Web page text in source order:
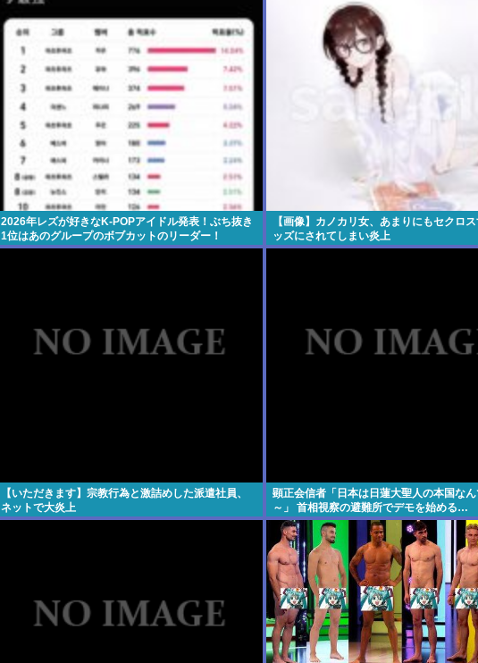
2026年レズが好きなK-POPアイドル発表！ぶち抜き
1位はあのグループのボブカットのリーダー！
【画像】カノカリ女、あまりにもセクロ
ッズにされてしまい炎上
wxwxwxwxwxwxwxwxxxwx
【いただきます】宗教行為と激詰めした派遣社員、
ネットで大炎上
顕正会信者「日本は日蓮大聖人の本国なん
～」 首相視察の避難所でデモを始める…